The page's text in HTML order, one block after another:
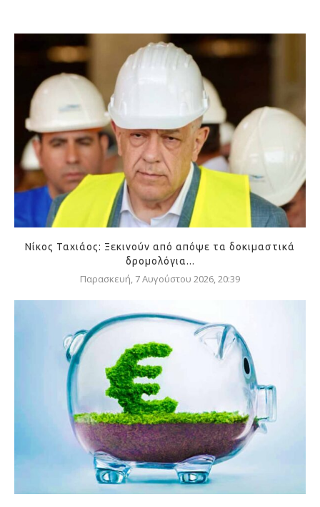
Νίκος Ταχιάος: Ξεκινούν από απόψε τα δοκιμαστικά
δρομολόγια...
Παρασκευή, 7 Αυγούστου 2026, 20:39